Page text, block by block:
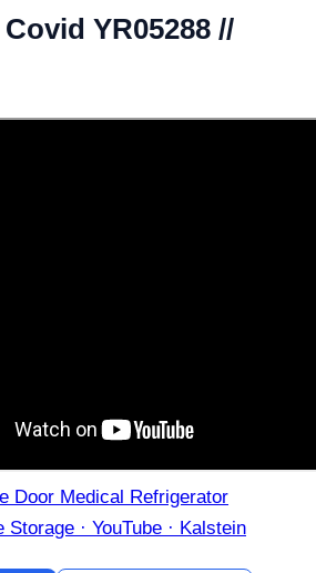
YR05288 //
Door Medical Refrigerator
· YouTube · Kalstein